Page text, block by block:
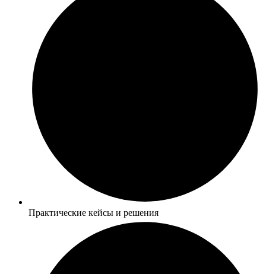
Практические кейсы и решения